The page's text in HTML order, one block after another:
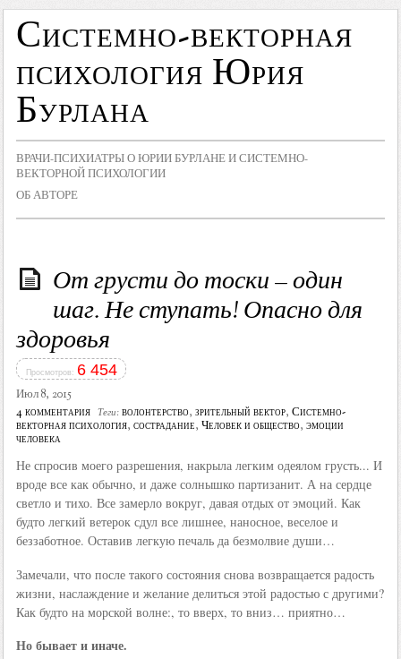
Системно-векторная
психология Юрия
Бурлана
ВРАЧИ-ПСИХИАТРЫ О ЮРИИ БУРЛАНЕ И СИСТЕМНО-
ВЕКТОРНОЙ ПСИХОЛОГИИ
ОБ АВТОРЕ
От грусти до тоски – один
шаг. Не ступать! Опасно для
здоровья
Просмотров: 6 454
Июл 8, 2015
4 комментария Теги:волонтерство, зрительный вектор, Системно-
векторная психология, сострадание, Человек и общество, эмоции
человека
Не спросив моего разрешения, накрыла легким одеялом грусть... И
вроде все как обычно, и даже солнышко партизанит. А на сердце
светло и тихо. Все замерло вокруг, давая отдых от эмоций. Как
будто легкий ветерок сдул все лишнее, наносное, веселое и
беззаботное. Оставив легкую печаль да безмолвие души…
Замечали, что после такого состояния снова возвращается радость
жизни, наслаждение и желание делиться этой радостью с другими?
Как будто на морской волне:, то вверх, то вниз… приятно…
Но бывает и иначе.